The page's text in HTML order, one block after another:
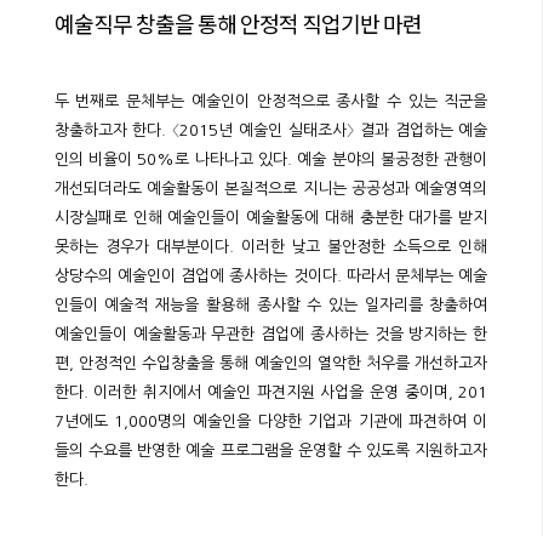
예술직무 창출을 통해 안정적 직업기반 마련
두 번째로 문체부는 예술인이 안정적으로 종사할 수 있는 직군을
창출하고자 한다. 〈2015년 예술인 실태조사〉 결과 겸업하는 예술
인의 비율이 50%로 나타나고 있다. 예술 분야의 불공정한 관행이
개선되더라도 예술활동이 본질적으로 지니는 공공성과 예술영역의
시장실패로 인해 예술인들이 예술활동에 대해 충분한 대가를 받지
못하는 경우가 대부분이다. 이러한 낮고 불안정한 소득으로 인해
상당수의 예술인이 겸업에 종사하는 것이다. 따라서 문체부는 예술
인들이 예술적 재능을 활용해 종사할 수 있는 일자리를 창출하여
예술인들이 예술활동과 무관한 겸업에 종사하는 것을 방지하는 한
편, 안정적인 수입창출을 통해 예술인의 열악한 처우를 개선하고자
한다. 이러한 취지에서 예술인 파견지원 사업을 운영 중이며, 201
7년에도 1,000명의 예술인을 다양한 기업과 기관에 파견하여 이
들의 수요를 반영한 예술 프로그램을 운영할 수 있도록 지원하고자
한다.